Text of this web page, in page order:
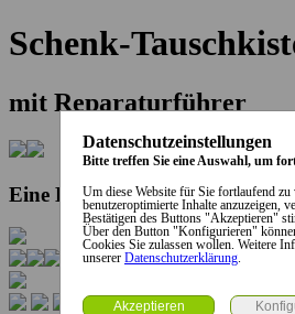
Schenk-
mit Reparaturführer
Eine Kooperation der Stadt und
Datenschutzeinstellungen
Bitte treffen Sie eine Auswahl, um
Um diese Website für Sie fortlaufend zu
benutzeroptimierte Inhalte anzuzeigen,
Bestätigen des Buttons "Akzeptieren"
Über den Button "Konfigurieren"
Cookies Sie zulassen wollen. Weitere
unserer Datenschutzerklärung.